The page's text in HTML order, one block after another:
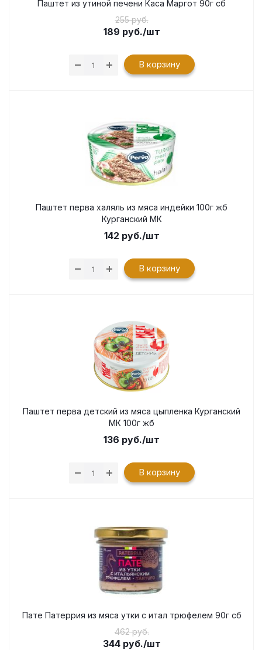
Паштет из утиной печени Каса Маргот 90г сб
255 руб.
189 руб./шт
В корзину
Паштет перва халяль из мяса индейки 100г жб
Курганский МК
142 руб./шт
В корзину
Паштет перва детский из мяса цыпленка Курганский
МК 100г жб
136 руб./шт
В корзину
Пате Патеррия из мяса утки с итал трюфелем 90г сб
462 руб.
344руб./шт